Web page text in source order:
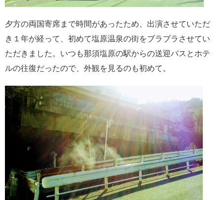
夕方の両国寄席まで時間があったため、出演させていただ
き１年が経って、初めて塩原温泉の街をブラブラさせてい
ただきました。いつも那須塩原の駅からの送迎バスとホテ
ルの往復だったので、外観を見るのも初めて。